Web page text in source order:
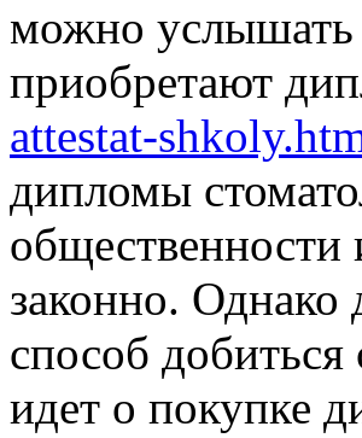
можно услышать
приобретают
attestat-
дипломы
общественности
законно. Однако
способ добиться
идет о покупке